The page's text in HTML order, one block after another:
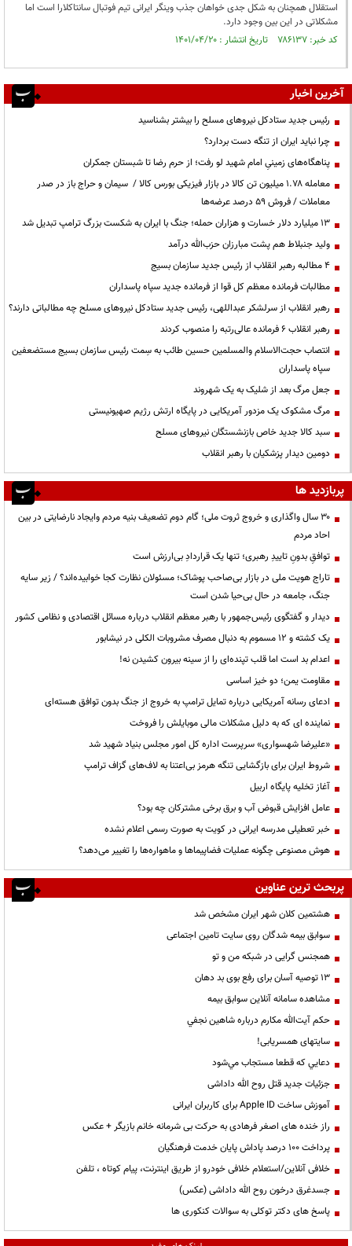
استقلال همچنان به شکل جدی خواهان جذب وینگر ایرانی تیم فوتبال سانتاکلارا است اما
مشکلاتی در این بین وجود دارد.
کد خبر: ۷۸۶۱۳۷ تاریخ انتشار : ۱۴۰۱/۰۴/۲۰
آخرین اخبار
رئیس جدید ستادکل نیروهای مسلح را بیشتر بشناسید
چرا نباید ایران از تنگه دست بردارد؟
پناهگاه‌های زمینیِ امام شهید لو رفت؛ از حرم رضا تا شبستان جمکران
معامله ۱.۷۸ میلیون تن کالا در بازار فیزیکی بورس کالا / سیمان و حراج باز در صدر
معاملات / فروش ۵۹ درصد عرضه‌ها
۱۳ میلیارد دلار خسارت و هزاران حمله؛ جنگ با ایران به شکست بزرگ ترامپ تبدیل شد
ولید جنبلاط هم پشت مبارزان حزب‌الله درآمد
۴ مطالبه رهبر انقلاب از رئیس جدید سازمان بسیج
مطالبات فرمانده معظم کل قوا از فرمانده جدید سپاه پاسداران
رهبر انقلاب از سرلشکر عبداللهی، رئیس جدید ستادکل نیروهای مسلح چه مطالباتی دارند؟
رهبر انقلاب ۶ فرمانده عالی‌رتبه را منصوب کردند
انتصاب حجت‌الاسلام ‌والمسلمین حسین طائب به سِمت رئیس سازمان بسیج مستضعفین
سپاه پاسداران
جعل مرگ بعد از شلیک به یک شهروند
مرگ مشکوک یک مزدور آمریکایی در پایگاه ارتش رژیم صهیونیستی
سبد کالا جدید خاص بازنشستگان نیروهای مسلح
دومین دیدار پزشکیان با رهبر انقلاب
پربازدید ها
۳۰ سال واگذاری و خروج ثروت ملی؛ گام دوم تضعیف بنیه مردم وایجاد نارضایتی در بین
احاد مردم
توافقِ بدونِ تاییدِ رهبری؛ تنها یک قراردادِ بی‌ارزش است
تاراج هویت ملی در بازار بی‌صاحب پوشاک؛ مسئولان نظارت کجا خوابیده‌اند؟ / زیر سایه
جنگ، جامعه در حال بی‌حیا شدن است
دیدار و گفتگوی رئیس‌جمهور با رهبر معظم انقلاب درباره مسائل اقتصادی و نظامی کشور
یک کشته و ۱۲ مسموم به دنبال مصرف مشروبات الکلی در نیشابور
اعدام بد است اما قلب تپنده‌ای را از سینه بیرون کشیدن نه!
مقاومت یمن؛ دو خیز اساسی
ادعای رسانه آمریکایی درباره تمایل ترامپ به خروج از جنگ بدون توافق هسته‌ای
نماینده ای که به دلیل مشکلات مالی موبایلش را فروخت
«علیرضا شهسواری» سرپرست اداره کل امور مجلس بنیاد شهید شد
شروط ایران برای بازگشایی تنگه هرمز بی‌اعتنا به لاف‌های گزاف ترامپ
آغاز تخلیه پایگاه اربیل
عامل افزایش قبوض آب و برق برخی مشترکان چه بود؟
خبر تعطیلی مدرسه ایرانی در کویت به صورت رسمی اعلام نشده
هوش مصنوعی چگونه عملیات فضاپیماها و ماهواره‌ها را تغییر می‌دهد؟
پربحث ترین عناوین
هشتمین کلان شهر ایران مشخص شد
سوابق بیمه شدگان روی سایت تامین اجتماعی
همجنس گرایی در شبکه من و تو
13 توصیه آسان برای رفع بوی بد دهان
مشاهده سامانه آنلاين سوابق بیمه
حكم آيت‌الله مكارم درباره شاهين نجفي
سایتهای همسریابی!
دعايي كه قطعا مستجاب مي‌شود
جزئیات جدید قتل روح الله داداشی
آموزش ساخت Apple ID برای کاربران ایرانی
راز خنده های اصغر فرهادی به حرکت بی شرمانه خانم بازیگر + عکس
پرداخت ۱۰۰ درصد پاداش پایان خدمت فرهنگیان
خلافی آنلاین/استعلام خلافی خودرو از طریق اینترنت، پیام کوتاه ، تلفن
جسدغرق درخون روح الله داداشی (عکس)
پاسخ های دکتر توکلی به سوالات کنکوری ها